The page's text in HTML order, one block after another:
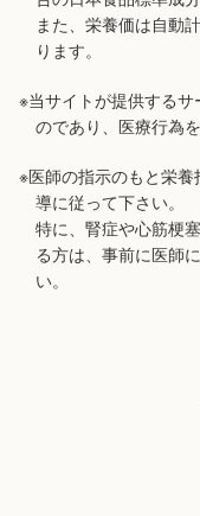
また、栄養価は自動
ります。
※当サイトが提供する
のであり、医療行為
※医師の指示のもと栄
導に従って下さい。
特に、腎症や心筋梗
る方は、事前に医師
い。